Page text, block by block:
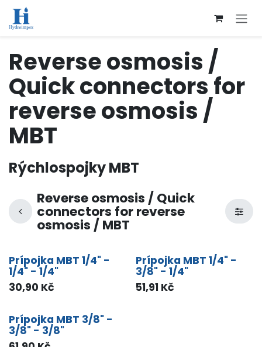
Přejít na obsah
Reverse osmosis /
Quick connectors for
reverse osmosis /
MBT
Rýchlospojky MBT
Reverse osmosis / Quick
connectors for reverse
osmosis / MBT
Prípojka MBT 1/4" -
1/4" - 1/4"
30,90 Kč
Prípojka MBT 1/4" -
3/8" - 1/4"
51,91 Kč
Prípojka MBT 3/8" -
3/8" - 3/8"